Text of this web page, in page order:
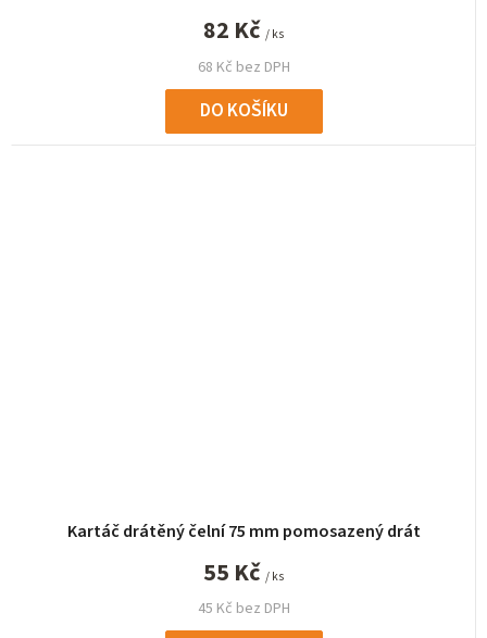
68 Kč bez DPH
82 Kč / ks
DO KOŠÍKU
Kartáč drátěný čelní 75 mm pomosazený drát
45 Kč bez DPH
55 Kč / ks